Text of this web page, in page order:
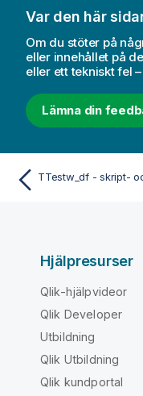
Var den här
Om du stöter på
eller innehållet på
eller ett tekniskt fel
Lämna din
Hjälpresurser
Qlik-hjälpvideor
Qlik Developer
Utbildning
Qlik Utbildning
Qlik kundportal